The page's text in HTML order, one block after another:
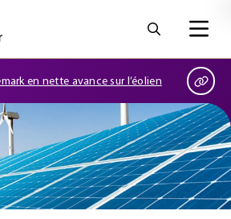
en nette avance sur l’éolien